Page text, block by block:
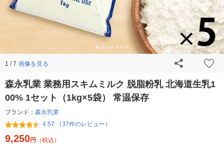
1 / 7 画像を見る
森永乳業 業務用スキムミルク 脱脂粉乳 北海道生乳1
00% 1セット（1kg×5袋） 常温保存
ブランド： 森永乳業
4.57 （37件のレビュー）
9,250円
（税込）